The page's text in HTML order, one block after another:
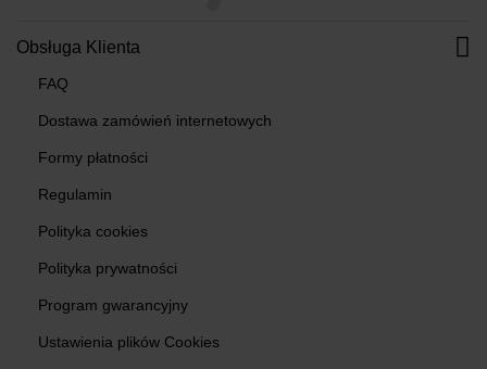
Obsługa Klienta
FAQ
Dostawa zamówień internetowych
Formy płatności
Regulamin
Polityka cookies
Polityka prywatności
Program gwarancyjny
Ustawienia plików Cookies